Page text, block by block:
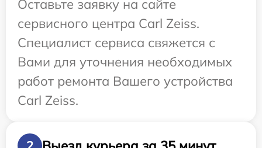
Оставьте заявку на сайте
сервисного центра Carl Zeiss.
Специалист сервиса свяжется с
Вами для уточнения необходимых
работ ремонта Вашего устройства
Carl Zeiss.